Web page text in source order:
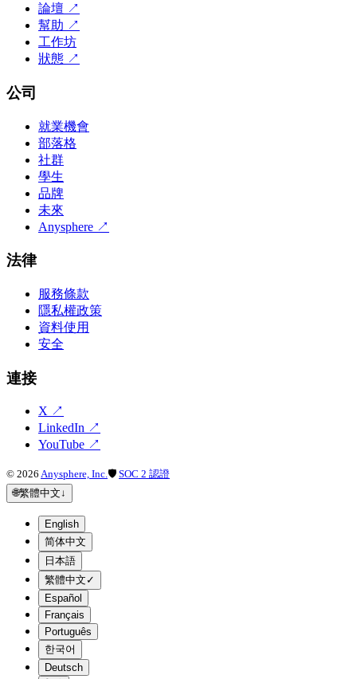
論壇 ↗
幫助 ↗
工作坊
狀態 ↗
公司
就業機會
部落格
社群
學生
品牌
未來
Anysphere ↗
法律
服務條款
隱私權政策
資料使用
安全
連接
X ↗
LinkedIn ↗
YouTube ↗
© 2026 Anysphere, Inc.🛡 SOC 2 認證
🌐繁體中文↓
English
简体中文
日本語
繁體中文 ✓
Español
Français
Português
한국어
Deutsch